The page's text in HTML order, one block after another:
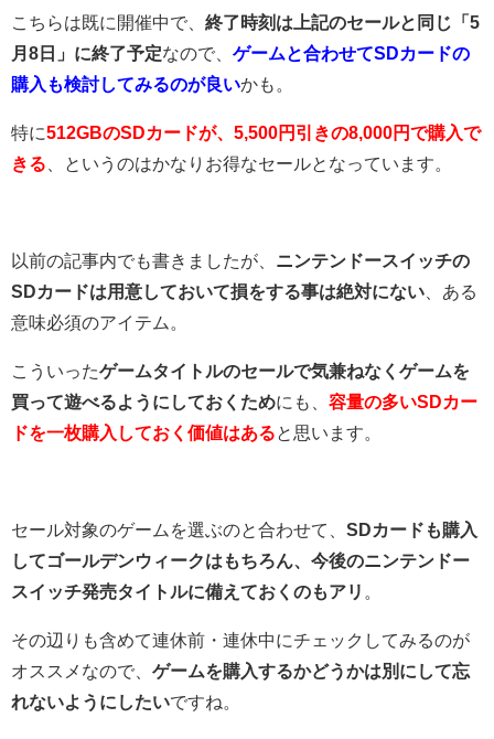
こちらは既に開催中で、 終了時刻は上記のセールと同じ「5
月8日」に終了予定なので、 ゲームと合わせてSDカードの
購入も検討してみるのが良いかも。
特に512GBのSDカードが、5,500円引きの8,000円で購入で
きる 、というのはかなりお得なセールとなっています。
以前の記事内でも書きましたが、 ニンテンドースイッチの
SDカードは用意しておいて損をする事は絶対にない 、ある
意味必須のアイテム。
こういったゲームタイトルのセールで気兼ねなくゲームを
買って遊べるようにしておくためにも、 容量の多いSDカー
ドを一枚購入しておく価値はあると思います。
セール対象のゲームを選ぶのと合わせて、 SDカードも購入
してゴールデンウィークはもちろん、今後のニンテンドー
スイッチ発売タイトルに備えておくのもアリ 。
その辺りも含めて連休前・連休中にチェックしてみるのが
オススメなので、 ゲームを購入するかどうかは別にして忘
れないようにしたいですね。